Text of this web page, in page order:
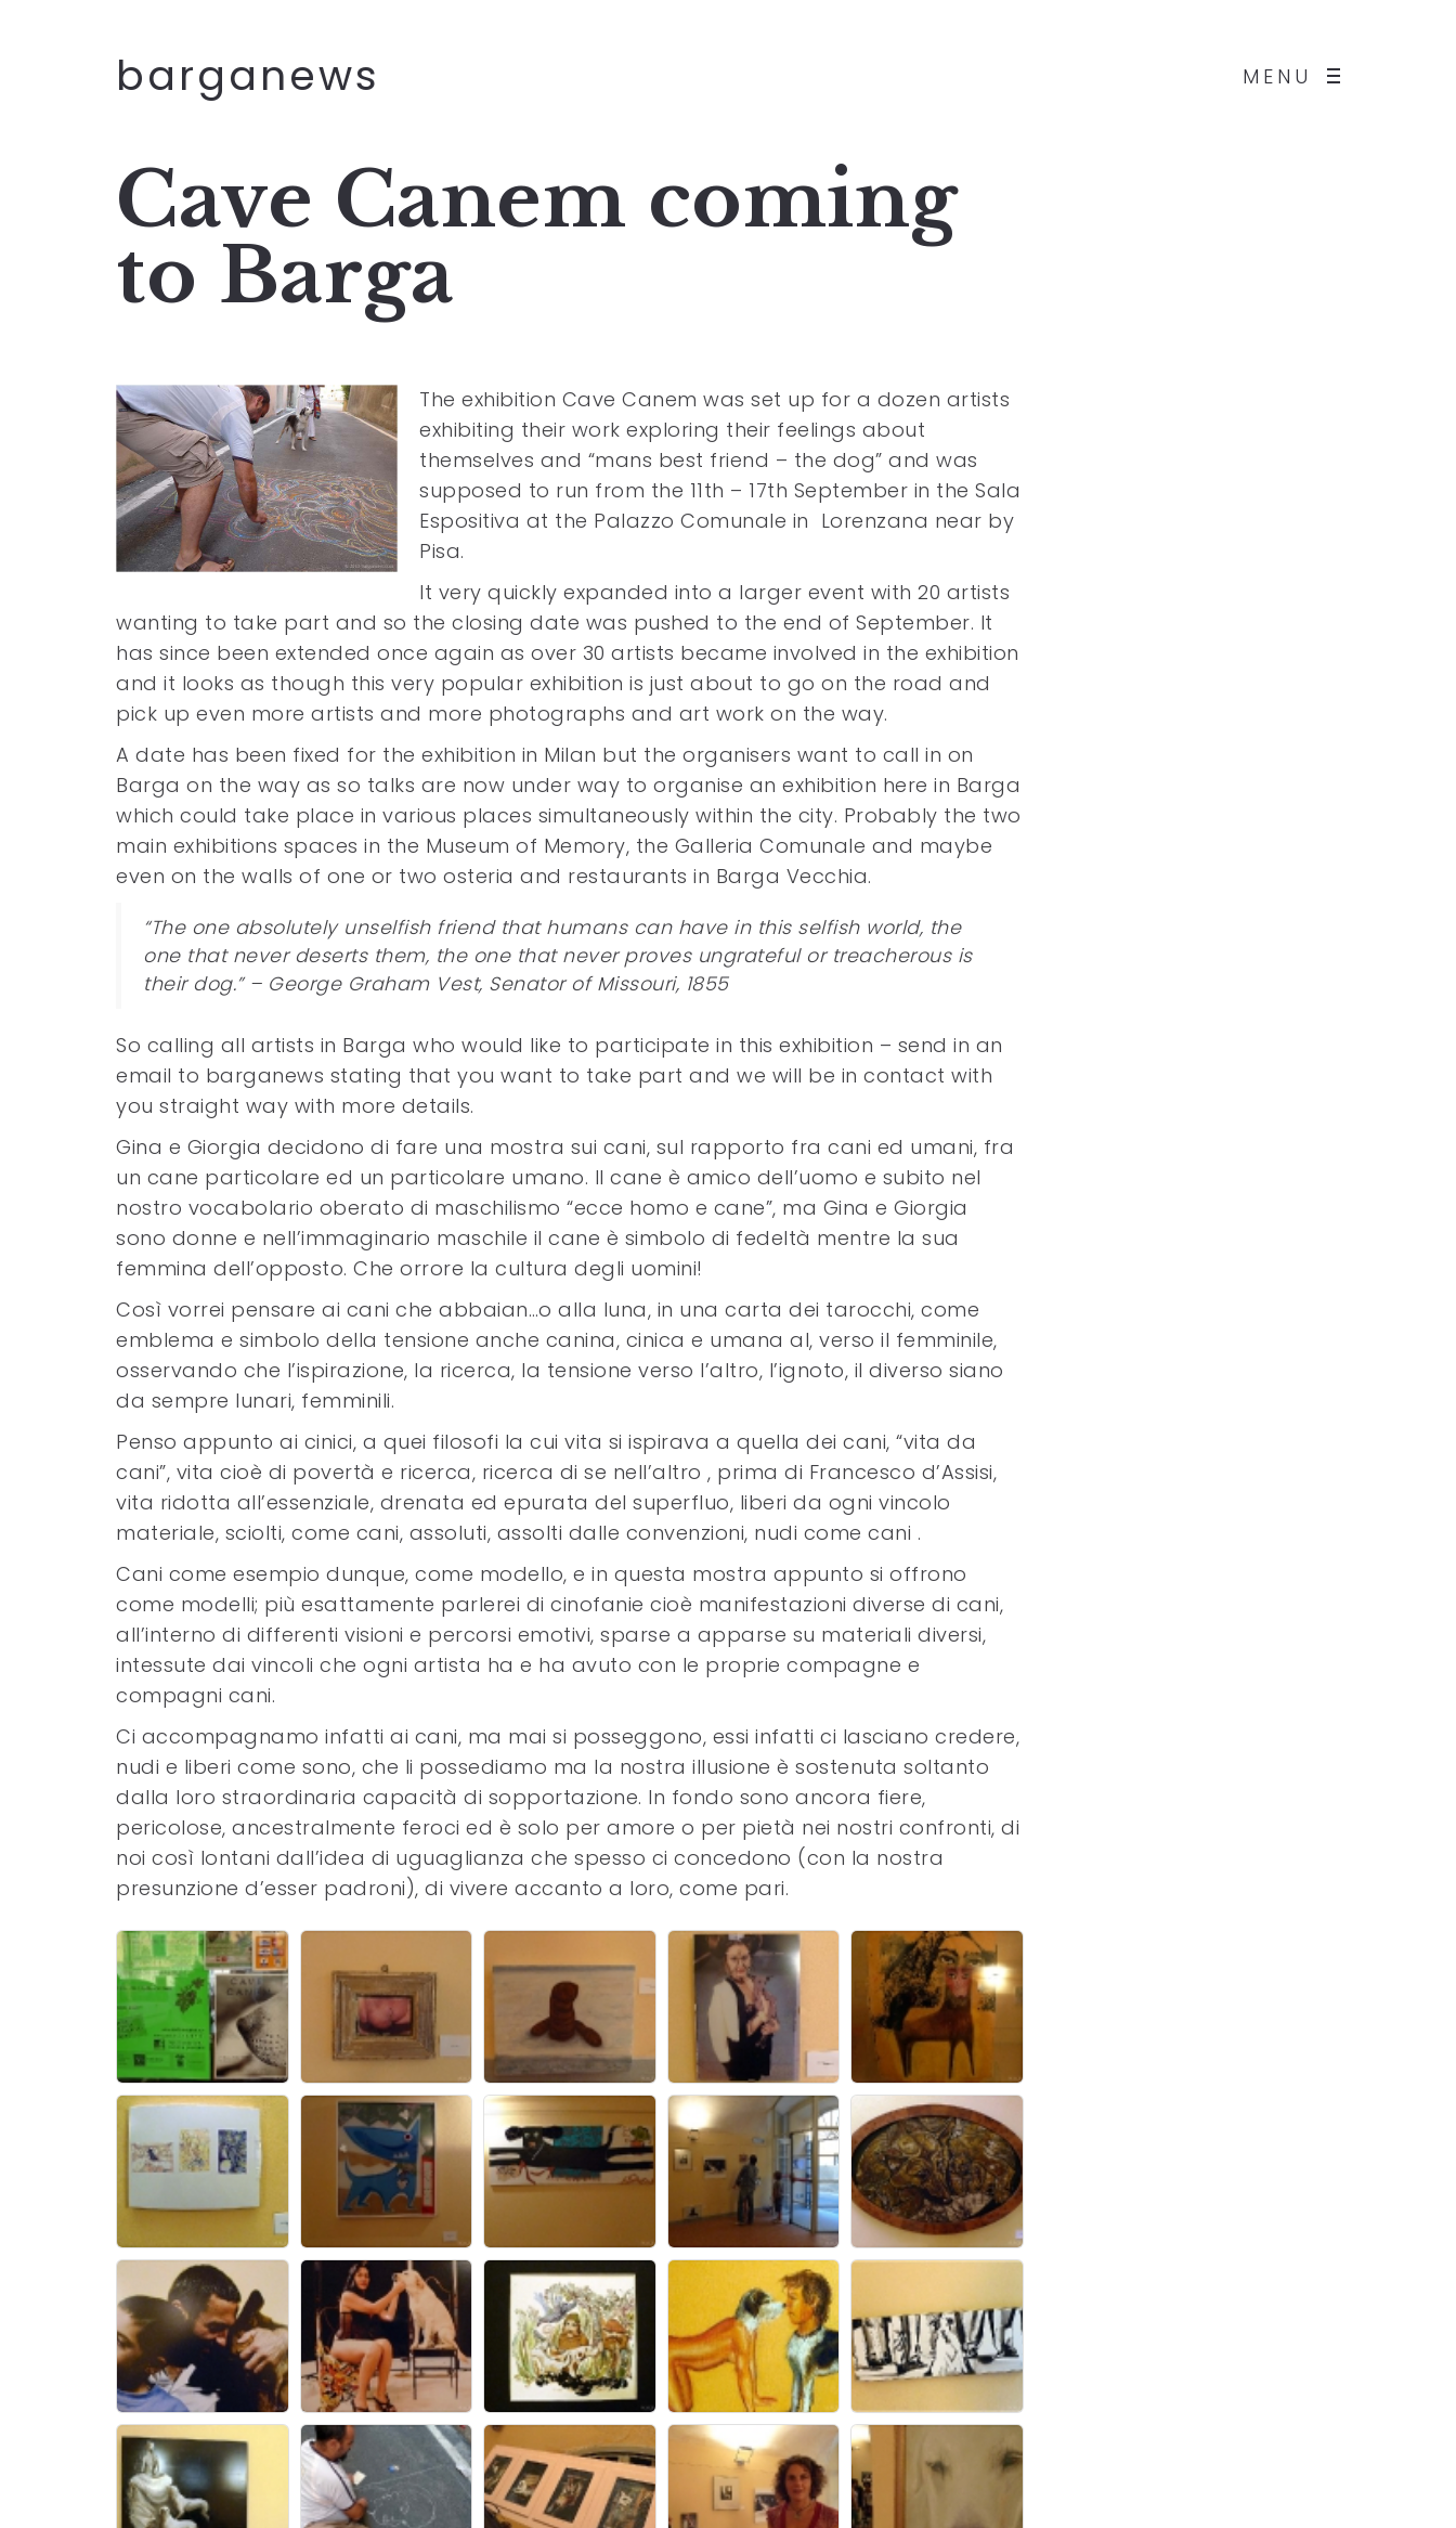
MENU
barganews
Cave Canem coming
to Barga
The exhibition Cave Canem was set up for a dozen artists
exhibiting their work exploring their feelings about
themselves and “mans best friend – the dog” and was
supposed to run from the 11th – 17th September in the Sala
Espositiva at the Palazzo Comunale in Lorenzana near by
Pisa.
It very quickly expanded into a larger event with 20 artists
wanting to take part and so the closing date was pushed to the end of September. It
has since been extended once again as over 30 artists became involved in the exhibition
and it looks as though this very popular exhibition is just about to go on the road and
pick up even more artists and more photographs and art work on the way.
A date has been fixed for the exhibition in Milan but the organisers want to call in on
Barga on the way as so talks are now under way to organise an exhibition here in Barga
which could take place in various places simultaneously within the city. Probably the two
main exhibitions spaces in the Museum of Memory, the Galleria Comunale and maybe
even on the walls of one or two osteria and restaurants in Barga Vecchia.
“The one absolutely unselfish friend that humans can have in this selfish world, the
one that never deserts them, the one that never proves ungrateful or treacherous is
their dog.” – George Graham Vest, Senator of Missouri, 1855
So calling all artists in Barga who would like to participate in this exhibition – send in an
email to barganews stating that you want to take part and we will be in contact with
you straight way with more details.
Gina e Giorgia decidono di fare una mostra sui cani, sul rapporto fra cani ed umani, fra
un cane particolare ed un particolare umano. Il cane è amico dell’uomo e subito nel
nostro vocabolario oberato di maschilismo “ecce homo e cane”, ma Gina e Giorgia
sono donne e nell’immaginario maschile il cane è simbolo di fedeltà mentre la sua
femmina dell’opposto. Che orrore la cultura degli uomini!
Così vorrei pensare ai cani che abbaian…o alla luna, in una carta dei tarocchi, come
emblema e simbolo della tensione anche canina, cinica e umana al, verso il femminile,
osservando che l’ispirazione, la ricerca, la tensione verso l’altro, l’ignoto, il diverso siano
da sempre lunari, femminili.
Penso appunto ai cinici, a quei filosofi la cui vita si ispirava a quella dei cani, “vita da
cani”, vita cioè di povertà e ricerca, ricerca di se nell’altro , prima di Francesco d’Assisi,
vita ridotta all’essenziale, drenata ed epurata del superfluo, liberi da ogni vincolo
materiale, sciolti, come cani, assoluti, assolti dalle convenzioni, nudi come cani .
Cani come esempio dunque, come modello, e in questa mostra appunto si offrono
come modelli; più esattamente parlerei di cinofanie cioè manifestazioni diverse di cani,
all’interno di differenti visioni e percorsi emotivi, sparse a apparse su materiali diversi,
intessute dai vincoli che ogni artista ha e ha avuto con le proprie compagne e
compagni cani.
Ci accompagnamo infatti ai cani, ma mai si posseggono, essi infatti ci lasciano credere,
nudi e liberi come sono, che li possediamo ma la nostra illusione è sostenuta soltanto
dalla loro straordinaria capacità di sopportazione. In fondo sono ancora fiere,
pericolose, ancestralmente feroci ed è solo per amore o per pietà nei nostri confronti, di
noi così lontani dall’idea di uguaglianza che spesso ci concedono (con la nostra
presunzione d’esser padroni), di vivere accanto a loro, come pari.